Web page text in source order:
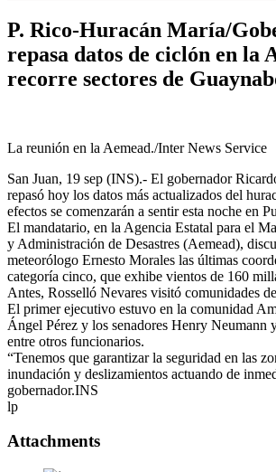
P. Rico-Huracán María/
repasa datos de ciclón en la
recorre sectores de
La reunión en la Aemead./Inter News Service
San Juan, 19 sep (INS).- El gobernador
repasó hoy los datos más actualizados del
efectos se comenzarán a sentir esta noche en
El mandatario, en la Agencia Estatal para el
y Administración de Desastres (Aemead),
meteorólogo Ernesto Morales las últimas
categoría cinco, que exhibe vientos de 160
Antes, Rosselló Nevares visitó comunidades
El primer ejecutivo estuvo en la comunidad
Ángel Pérez y los senadores Henry Neumann
entre otros funcionarios.
“‪Tenemos que garantizar la seguridad en las
inundación y deslizamientos actuando de
gobernador.INS
lp
Attachments